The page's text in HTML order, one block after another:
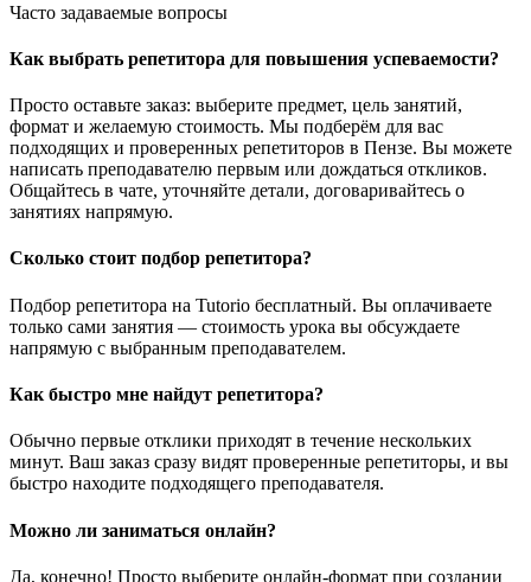
Часто задаваемые вопросы
Как выбрать репетитора для повышения успеваемости?
Просто оставьте заказ: выберите предмет, цель занятий,
формат и желаемую стоимость. Мы подберём для вас
подходящих и проверенных репетиторов в Пензе. Вы можете
написать преподавателю первым или дождаться откликов.
Общайтесь в чате, уточняйте детали, договаривайтесь о
занятиях напрямую.
Сколько стоит подбор репетитора?
Подбор репетитора на Tutorio бесплатный. Вы оплачиваете
только сами занятия — стоимость урока вы обсуждаете
напрямую с выбранным преподавателем.
Как быстро мне найдут репетитора?
Обычно первые отклики приходят в течение нескольких
минут. Ваш заказ сразу видят проверенные репетиторы, и вы
быстро находите подходящего преподавателя.
Можно ли заниматься онлайн?
Да, конечно! Просто выберите онлайн-формат при создании